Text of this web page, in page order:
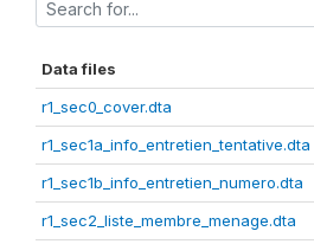
Data files
r1_sec0_cover.dta
r1_sec1a_info_entretien_tentative.dta
r1_sec1b_info_entretien_numero.dta
r1_sec2_liste_membre_menage.dta